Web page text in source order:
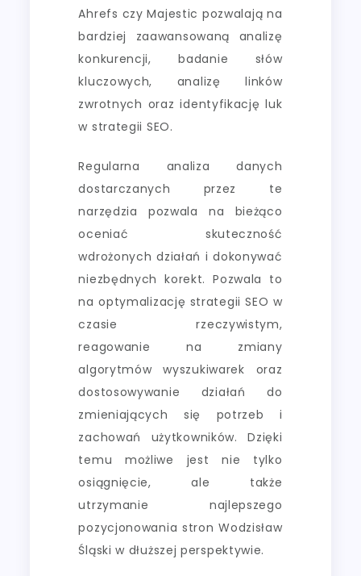
Ahrefs czy Majestic pozwalają na
bardziej zaawansowaną analizę
konkurencji, badanie słów
kluczowych, analizę linków
zwrotnych oraz identyfikację luk
w strategii SEO.
Regularna analiza danych
dostarczanych przez te
narzędzia pozwala na bieżąco
oceniać skuteczność
wdrożonych działań i dokonywać
niezbędnych korekt. Pozwala to
na optymalizację strategii SEO w
czasie rzeczywistym,
reagowanie na zmiany
algorytmów wyszukiwarek oraz
dostosowywanie działań do
zmieniających się potrzeb i
zachowań użytkowników. Dzięki
temu możliwe jest nie tylko
osiągnięcie, ale także
utrzymanie najlepszego
pozycjonowania stron Wodzisław
Śląski w dłuższej perspektywie.